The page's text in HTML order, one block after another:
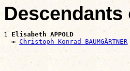
Descendants
1 Elisabeth APPOLD
  ∞
Christoph Konrad BAUMGÄRTNER